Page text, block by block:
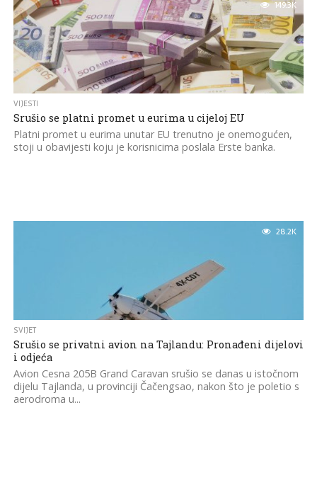
149.3K
VIJESTI
Srušio se platni promet u eurima u cijeloj EU
Platni promet u eurima unutar EU trenutno je onemogućen,
stoji u obavijesti koju je korisnicima poslala Erste banka.
28.2K
SVIJET
Srušio se privatni avion na Tajlandu: Pronađeni dijelovi
i odjeća
Avion Cesna 205B Grand Caravan srušio se danas u istočnom
dijelu Tajlanda, u provinciji Čačengsao, nakon što je poletio s
aerodroma u...